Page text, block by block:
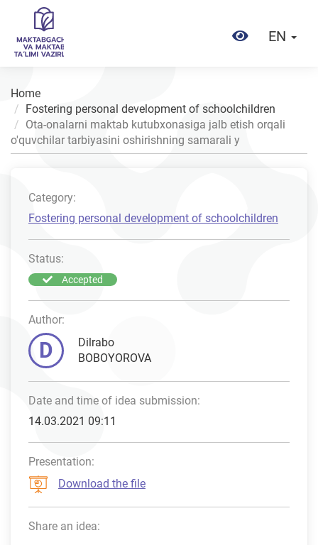
EN
Home
Fostering personal development of schoolchildren
Ota-onalarni maktab kutubxonasiga jalb etish orqali
o'quvchilar tarbiyasini oshirishning samarali y
Category:
Fostering personal development of schoolchildren
Status:
Accepted
Author:
D
Dilrabo
BOBOYOROVA
Date and time of idea submission:
14.03.2021 09:11
Presentation:
Download the file
Share an idea: